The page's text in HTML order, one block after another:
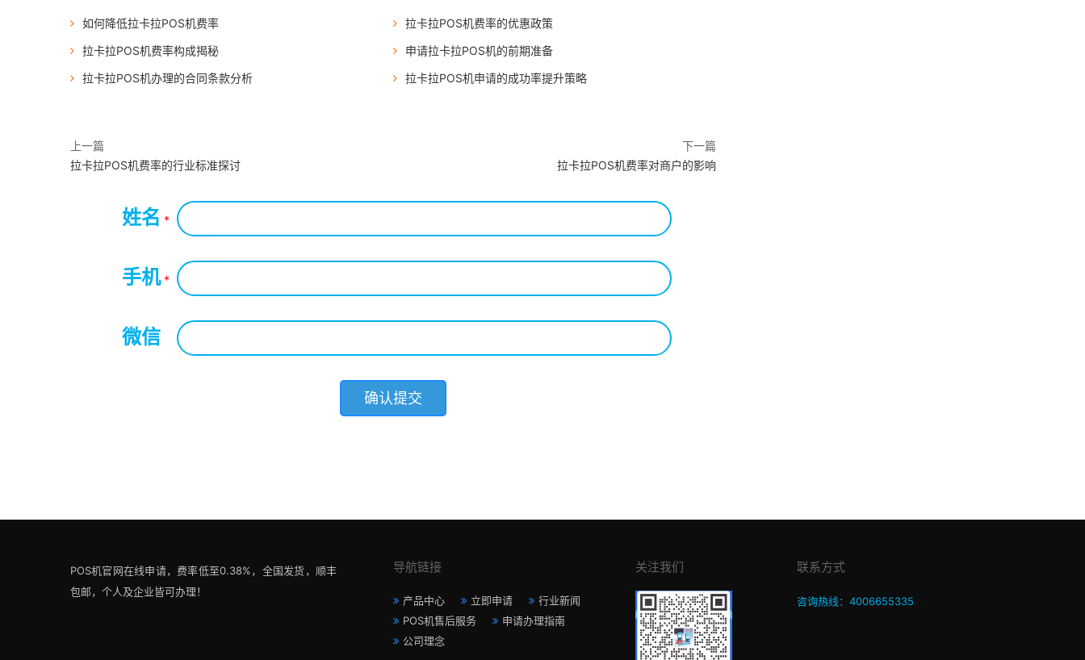
如何降低拉卡拉POS机费率
拉卡拉POS机费率的优惠政策
拉卡拉POS机费率构成揭秘
申请拉卡拉POS机的前期准备
拉卡拉POS机办理的合同条款分析
拉卡拉POS机申请的成功率提升策略
上一篇
拉卡拉POS机费率的行业标准探讨
下一篇
拉卡拉POS机费率对商户的影响
姓名 *
手机*
微信
POS机官网在线申请，费率低至0.38%，全国发货，顺丰
包邮，个人及企业皆可办理！
导航链接
产品中心 立即申请
行业新闻
POS机售后服务
申请办理指南
公司理念
关注我们 联系方式
咨询热线：4006655335